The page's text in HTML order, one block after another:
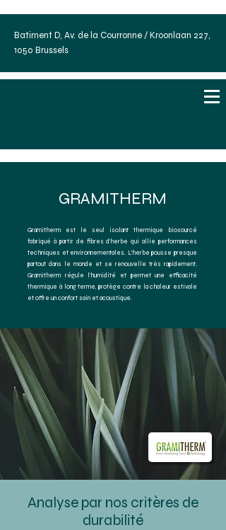
Batiment D, Av. de la Courronne / Kroonlaan 227,
1050 Brussels
GRAMITHERM
Gramitherm est le seul isolant thermique biosourcé
fabriqué à partir de fibres d'herbe qui allie performances
techniques et environnementales. L'herbe pousse presque
partout dans le monde et se renouvelle très rapidement.
Gramitherm régule l'humidité et permet une efficacité
thermique à long terme, protège contre la chaleur estivale
et offre un confort sain et acoustique.
Analyse par nos critères de
durabilité